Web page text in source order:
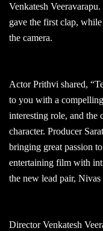
Venkatesh
gave the first clap,
the camera.
Actor Prithvi shared,
to you with a
interesting role, and the
character. Producer
bringing great passion
entertaining film with
the new lead pair,
Director Venkatesh